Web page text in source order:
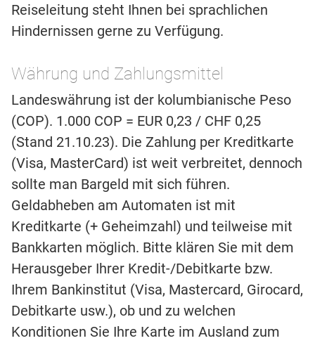
Reiseleitung steht Ihnen bei sprachlichen
Hindernissen gerne zu Verfügung.
Währung und Zahlungsmittel
Landeswährung ist der kolumbianische Peso
(COP). 1.000 COP = EUR 0,23 / CHF 0,25
(Stand 21.10.23). Die Zahlung per Kreditkarte
(Visa, MasterCard) ist weit verbreitet, dennoch
sollte man Bargeld mit sich führen.
Geldabheben am Automaten ist mit
Kreditkarte (+ Geheimzahl) und teilweise mit
Bankkarten möglich. Bitte klären Sie mit dem
Herausgeber Ihrer Kredit-/Debitkarte bzw.
Ihrem Bankinstitut (Visa, Mastercard, Girocard,
Debitkarte usw.), ob und zu welchen
Konditionen Sie Ihre Karte im Ausland zum